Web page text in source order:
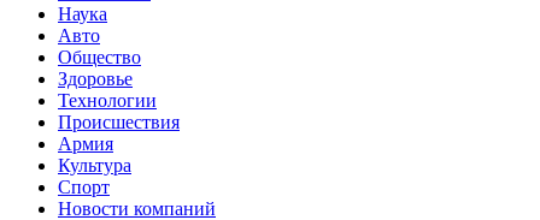
Наука
Авто
Общество
Здоровье
Технологии
Происшествия
Армия
Культура
Спорт
Новости компаний